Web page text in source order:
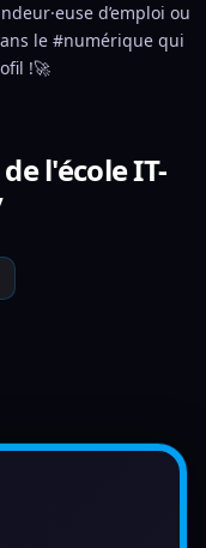
d’emploi ou
le #numérique qui
!🚀
l'école IT-